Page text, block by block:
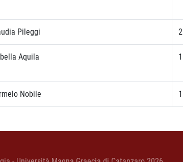
Pileggi 2
Aquila 1
Nobile 1